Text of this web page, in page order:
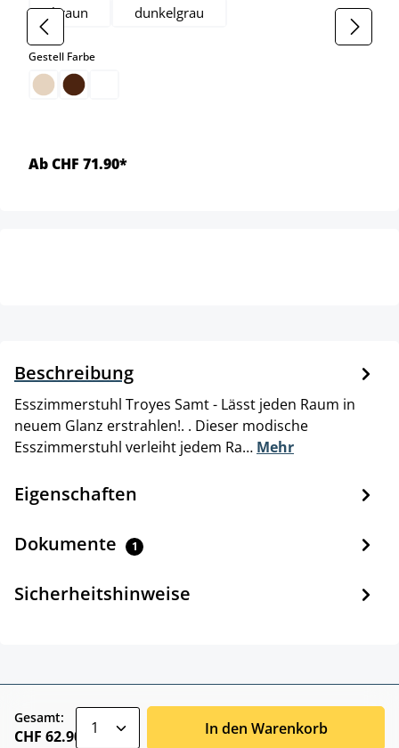
braun dunkelgrau
Gestell Farbeauswählen
Ab CHF 71.90*
Beschreibung
Esszimmerstuhl Troyes Samt - Lässt jeden Raum in
neuem Glanz erstrahlen!. . Dieser modische
Esszimmerstuhl verleiht jedem Ra… Mehr
Eigenschaften
Dokumente 1
Sicherheitshinweise
Gesamt:
CHF 62.90 In den Warenkorb